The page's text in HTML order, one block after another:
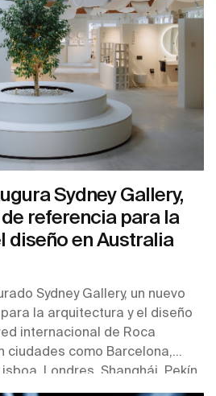
Sydney Gallery,
referencia para la
diseño en Australia
Sydney Gallery, un nuevo
la arquitectura y el diseño
internacional de Roca
ciudades como Barcelona,
Londres, Shanghái, Pekín